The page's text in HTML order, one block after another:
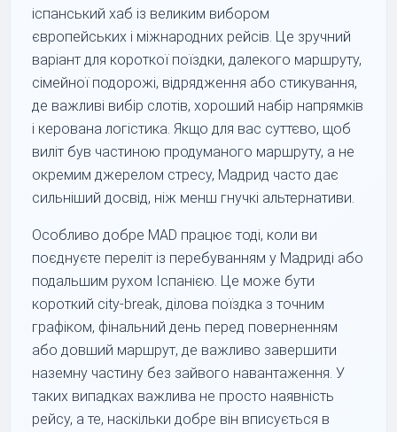
іспанський хаб із великим вибором
європейських і міжнародних рейсів. Це зручний
варіант для короткої поїздки, далекого маршруту,
сімейної подорожі, відрядження або стикування,
де важливі вибір слотів, хороший набір напрямків
і керована логістика. Якщо для вас суттєво, щоб
виліт був частиною продуманого маршруту, а не
окремим джерелом стресу, Мадрид часто дає
сильніший досвід, ніж менш гнучкі альтернативи.
Особливо добре MAD працює тоді, коли ви
поєднуєте переліт із перебуванням у Мадриді або
подальшим рухом Іспанією. Це може бути
короткий city-break, ділова поїздка з точним
графіком, фінальний день перед поверненням
або довший маршрут, де важливо завершити
наземну частину без зайвого навантаження. У
таких випадках важлива не просто наявність
рейсу, а те, наскільки добре він вписується в